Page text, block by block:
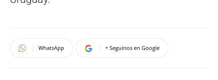
WhatsApp + Seguinos en Google